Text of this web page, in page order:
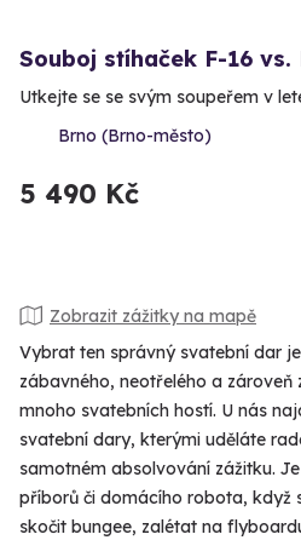
Souboj stíhaček F-16 vs.
Utkejte se se svým soupeřem v
Brno (Brno-město)
5 490 Kč
Zobrazit zážitky na mapě
Vybrat ten správný svatební dar
zábavného, neotřelého a
mnoho svatebních hostí. U nás
svatební dary, kterými uděláte
samotném absolvování zážitku.
příborů či domácího robota, když
skočit bungee, zalétat na